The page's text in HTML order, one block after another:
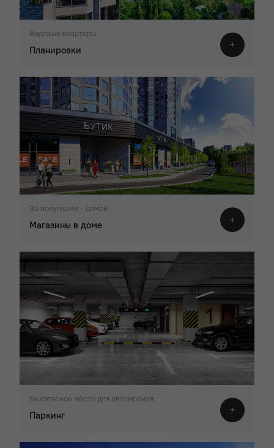
Видовые квартиры
Планировки
За покупками - домой
Магазины в доме
Безопасное место для автомобиля
Паркинг